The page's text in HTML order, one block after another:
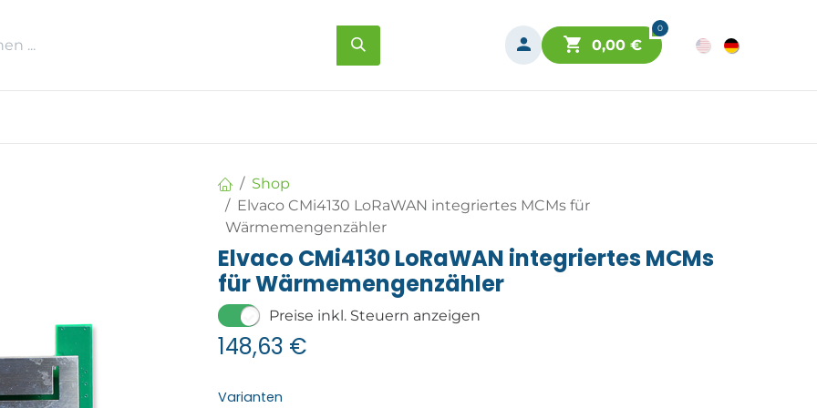
0
0,00€
Shop
Elvaco CMi4130 LoRaWAN integriertes MCMs für
Wärmemengenzähler
Elvaco CMi4130 LoRaWAN integriertes MCMs
für Wärmemengenzähler
Preise inkl. Steuern anzeigen
148,63 €
Varianten